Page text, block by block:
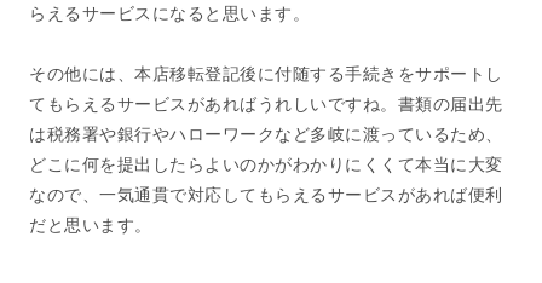
らえるサービスになると思います。
その他には、本店移転登記後に付随する手続きをサポートし
てもらえるサービスがあればうれしいですね。書類の届出先
は税務署や銀行やハローワークなど多岐に渡っているため、
どこに何を提出したらよいのかがわかりにくくて本当に大変
なので、一気通貫で対応してもらえるサービスがあれば便利
だと思います。